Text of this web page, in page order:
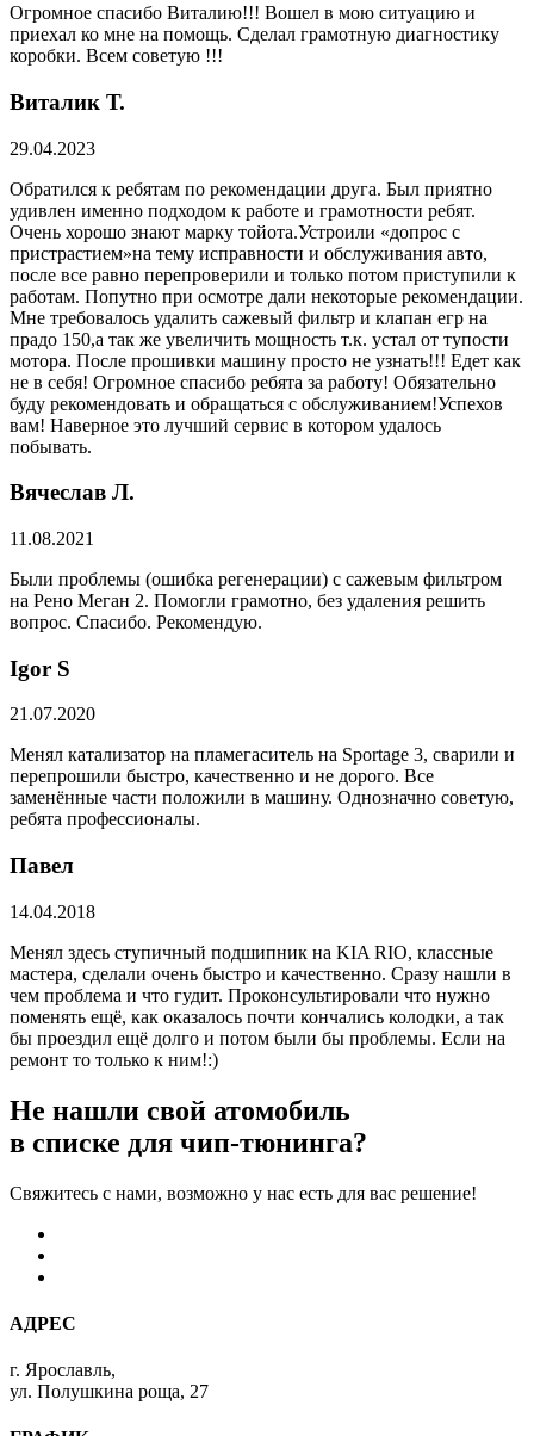
Огромное спасибо Виталию!!! Вошел в мою ситуацию и
приехал ко мне на помощь. Сделал грамотную диагностику
коробки. Всем советую !!!
Виталик Т.
29.04.2023
Обратился к ребятам по рекомендации друга. Был приятно
удивлен именно подходом к работе и грамотности ребят.
Очень хорошо знают марку тойота.Устроили «допрос с
пристрастием»на тему исправности и обслуживания авто,
после все равно перепроверили и только потом приступили к
работам. Попутно при осмотре дали некоторые рекомендации.
Мне требовалось удалить сажевый фильтр и клапан егр на
прадо 150,а так же увеличить мощность т.к. устал от тупости
мотора. После прошивки машину просто не узнать!!! Едет как
не в себя! Огромное спасибо ребята за работу! Обязательно
буду рекомендовать и обращаться с обслуживанием!Успехов
вам! Наверное это лучший сервис в котором удалось
побывать.
Вячеслав Л.
11.08.2021
Были проблемы (ошибка регенерации) с сажевым фильтром
на Рено Меган 2. Помогли грамотно, без удаления решить
вопрос. Спасибо. Рекомендую.
​Igor S
21.07.2020
Менял катализатор на пламегаситель на Sportage 3, сварили и
перепрошили быстро, качественно и не дорого. Все
заменённые части положили в машину. Однозначно советую,
ребята профессионалы.
Павел
14.04.2018
Менял здесь ступичный подшипник на KIA RIO, классные
мастера, сделали очень быстро и качественно. Сразу нашли в
чем проблема и что гудит. Проконсультировали что нужно
поменять ещё, как оказалось почти кончались колодки, а так
бы проездил ещё долго и потом были бы проблемы. Если на
ремонт то только к ним!:)
Не нашли свой атомобиль
в списке для чип-тюнинга?
Свяжитесь с нами, возможно у нас есть для вас решение!
АДРЕС
г. Ярославль,
ул. Полушкина роща, 27